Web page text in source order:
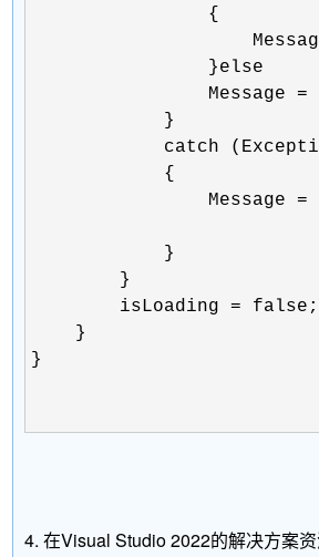
                {
Message
                }else
Message = "
            }
catch
            {
Message =
            }
        }
        isLoading = false;
    }
}
4. 在Visual Studio 2022的解决方案